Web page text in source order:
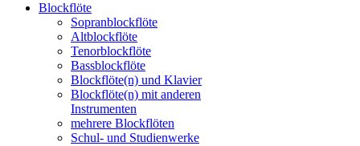
Blockflöte
Sopranblockflöte
Altblockflöte
Tenorblockflöte
Bassblockflöte
Blockflöte(n) und Klavier
Blockflöte(n) mit anderen
Instrumenten
mehrere Blockflöten
Schul- und Studienwerke